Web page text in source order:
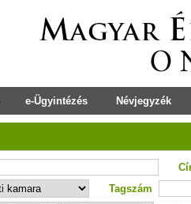
e-Ügyintézés Névjegyzék
Tagszám